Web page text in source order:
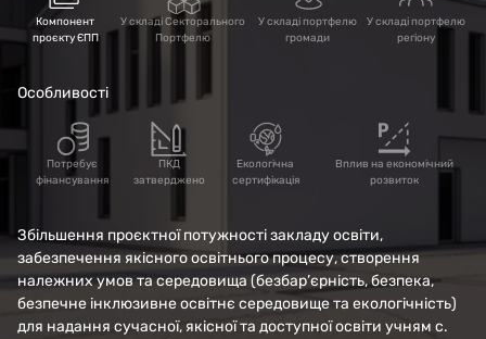
Старий Білоус, вул.
Компонент
проєкту ЄПП
У складі Секторального
Портфелю
У складі портфелю
громади
У складі портфелю
регіону
Особливості
Потребує
фінансування
ПКД
затверджено
Екологічна
сертифікація
Вплив на економічний
розвиток
Збільшення проєктної потужності закладу освіти,
забезпечення якісного освітнього процесу, створення
належних умов та середовища (безбар’єрність, безпека,
безпечне інклюзивне освітнє середовище та екологічність)
для надання сучасної, якісної та доступної освіти учням с.